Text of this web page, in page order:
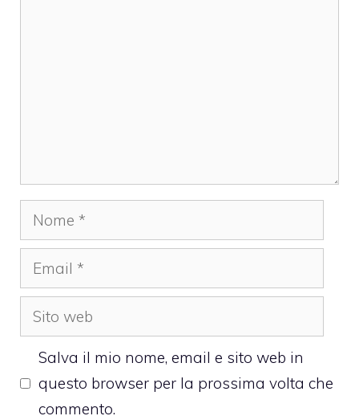
Nome
Email
Sito
web
Salva il mio nome, email e sito web in
questo browser per la prossima volta che
commento.